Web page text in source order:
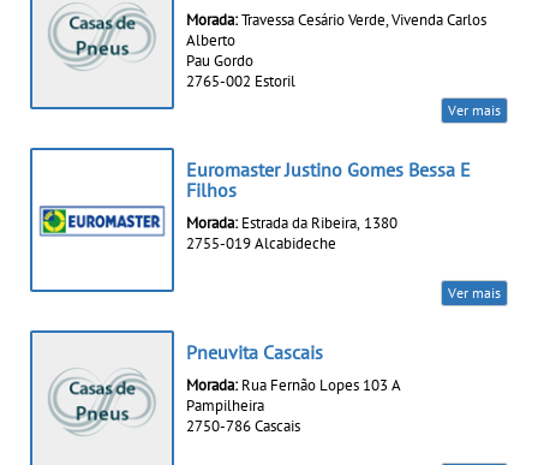
Morada:Travessa Cesário Verde, Vivenda Carlos
Alberto
Pau Gordo
2765-002 Estoril
Ver mais
Euromaster Justino Gomes Bessa E
Filhos
Morada: Estrada da Ribeira, 1380
2755-019 Alcabideche
Ver mais
Pneuvita Cascais
Morada: Rua Fernão Lopes 103 A
Pampilheira
2750-786 Cascais